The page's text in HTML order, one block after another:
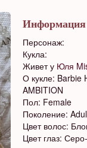
Информация
Персонаж:
Кукла:
Живет у Юля
О кукле: Barbie
AMBITION
Пол: Female
Поколение:
Цвет волос:
Цвет глаз: